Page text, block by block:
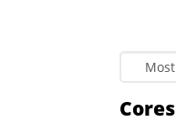
Cores